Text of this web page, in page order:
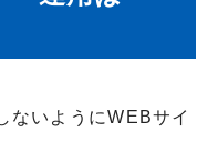
ないようにWEBサイ